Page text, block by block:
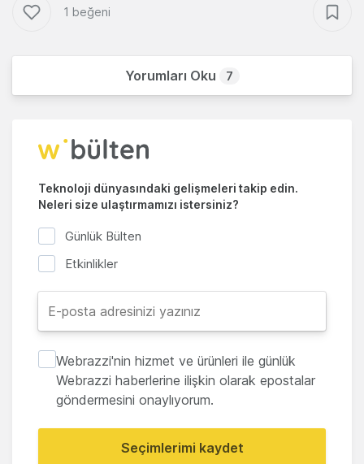
1 beğeni
Yorumları Oku 7
Teknoloji dünyasındaki gelişmeleri takip edin.
Neleri size ulaştırmamızı istersiniz?
Günlük Bülten
Etkinlikler
Webrazzi'nin hizmet ve ürünleri ile günlük
Webrazzi haberlerine ilişkin olarak epostalar
göndermesini onaylıyorum.
Seçimlerimi kaydet